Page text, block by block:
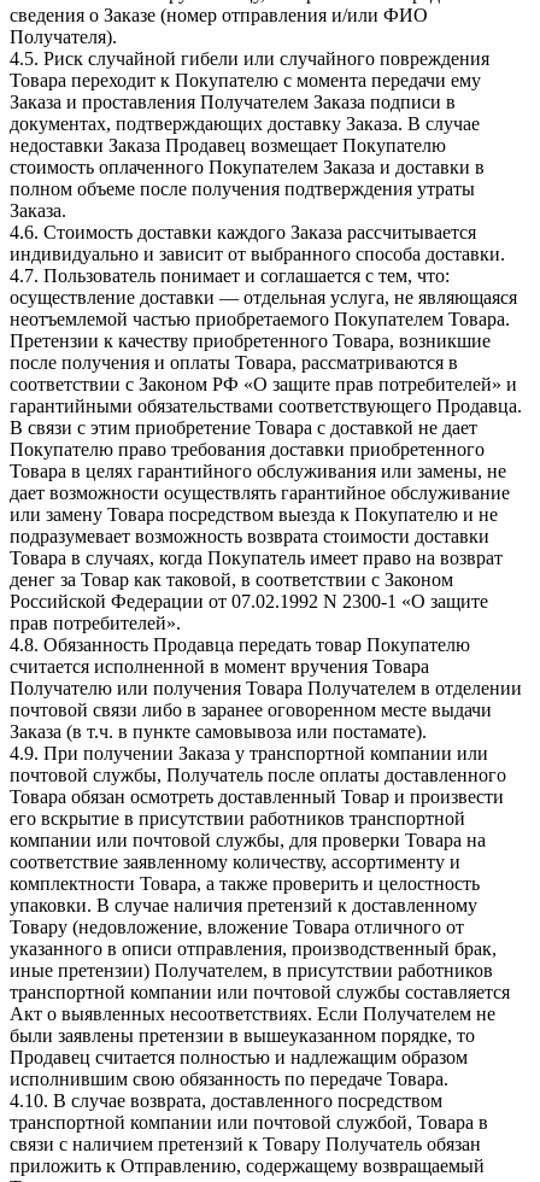
сведения о Заказе (номер отправления и/или ФИО
Получателя).
4.5. Риск случайной гибели или случайного повреждения
Товара переходит к Покупателю с момента передачи ему
Заказа и проставления Получателем Заказа подписи в
документах, подтверждающих доставку Заказа. В случае
недоставки Заказа Продавец возмещает Покупателю
стоимость оплаченного Покупателем Заказа и доставки в
полном объеме после получения подтверждения утраты
Заказа.
4.6. Стоимость доставки каждого Заказа рассчитывается
индивидуально и зависит от выбранного способа доставки.
4.7. Пользователь понимает и соглашается с тем, что:
осуществление доставки — отдельная услуга, не являющаяся
неотъемлемой частью приобретаемого Покупателем Товара.
Претензии к качеству приобретенного Товара, возникшие
после получения и оплаты Товара, рассматриваются в
соответствии с Законом РФ «О защите прав потребителей» и
гарантийными обязательствами соответствующего Продавца.
В связи с этим приобретение Товара с доставкой не дает
Покупателю право требования доставки приобретенного
Товара в целях гарантийного обслуживания или замены, не
дает возможности осуществлять гарантийное обслуживание
или замену Товара посредством выезда к Покупателю и не
подразумевает возможность возврата стоимости доставки
Товара в случаях, когда Покупатель имеет право на возврат
денег за Товар как таковой, в соответствии с Законом
Российской Федерации от 07.02.1992 N 2300-1 «О защите
прав потребителей».
4.8. Обязанность Продавца передать товар Покупателю
считается исполненной в момент вручения Товара
Получателю или получения Товара Получателем в отделении
почтовой связи либо в заранее оговоренном месте выдачи
Заказа (в т.ч. в пункте самовывоза или постамате).
4.9. При получении Заказа у транспортной компании или
почтовой службы, Получатель после оплаты доставленного
Товара обязан осмотреть доставленный Товар и произвести
его вскрытие в присутствии работников транспортной
компании или почтовой службы, для проверки Товара на
соответствие заявленному количеству, ассортименту и
комплектности Товара, а также проверить и целостность
упаковки. В случае наличия претензий к доставленному
Товару (недовложение, вложение Товара отличного от
указанного в описи отправления, производственный брак,
иные претензии) Получателем, в присутствии работников
транспортной компании или почтовой службы составляется
Акт о выявленных несоответствиях. Если Получателем не
были заявлены претензии в вышеуказанном порядке, то
Продавец считается полностью и надлежащим образом
исполнившим свою обязанность по передаче Товара.
4.10. В случае возврата, доставленного посредством
транспортной компании или почтовой службой, Товара в
связи с наличием претензий к Товару Получатель обязан
приложить к Отправлению, содержащему возвращаемый